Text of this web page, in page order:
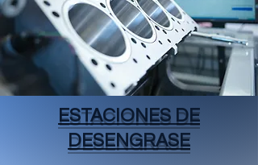
ESTACIONES DE
DESENGRASE